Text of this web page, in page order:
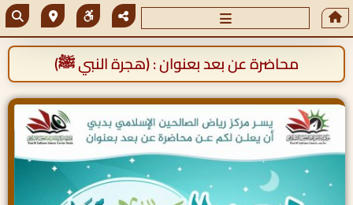
محاضرة عن بعد بعنوان : (هجرة النبي ﷺ)